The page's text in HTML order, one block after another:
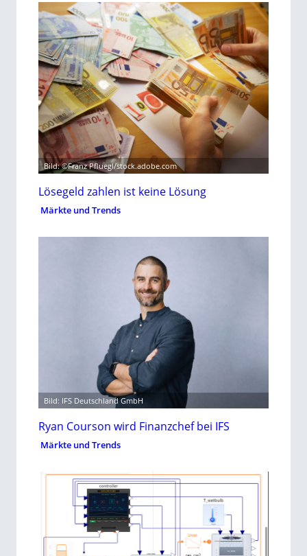
Bild: ©Franz Pfluegl/stock.adobe.com
Lösegeld zahlen ist keine Lösung
Märkte und Trends
Bild: IFS Deutschland GmbH
Ryan Courson wird Finanzchef bei IFS
Märkte und Trends